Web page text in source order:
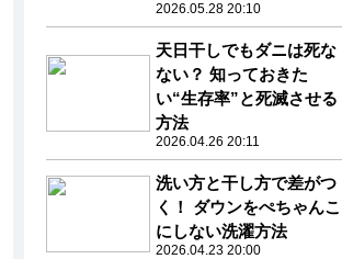
2026.05.28 20:10
天日干しでもダニは死な
ない？ 知っておきた
い“生存率”と死滅させる
方法
2026.04.26 20:11
洗い方と干し方で差がつ
く！ ダウンをぺちゃんこ
にしない洗濯方法
2026.04.23 20:00